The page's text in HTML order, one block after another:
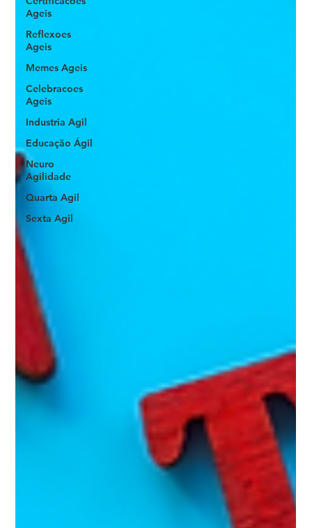
Ageis
Reflexoes
Ageis
Memes Ageis
Celebracoes
Ageis
Industria Agil
Educação Ágil
Neuro
Agilidade
Quarta Agil
Sexta Agil